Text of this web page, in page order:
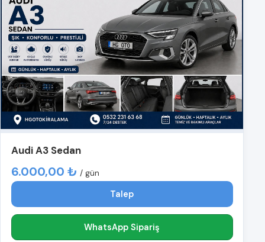
Audi A3 Sedan
6.000,00 ₺ / gün
Talep
WhatsApp Sipariş